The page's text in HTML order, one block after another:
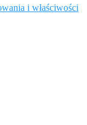
i właściwości